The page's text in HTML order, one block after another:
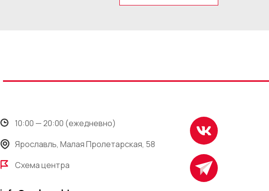
10:00 — 20:00 (ежедневно)
Ярославль, Малая Пролетарская, 58
Схема центра